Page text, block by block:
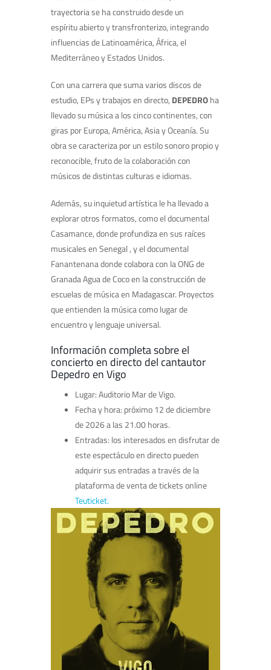
trayectoria se ha construido desde un
espíritu abierto y transfronterizo, integrando
influencias de Latinoamérica, África, el
Mediterráneo y Estados Unidos.
Con una carrera que suma varios discos de
estudio, EPs y trabajos en directo, DEPEDROha
llevado su música a los cinco continentes, con
giras por Europa, América, Asia y Oceanía. Su
obra se caracteriza por un estilo sonoro propio y
reconocible, fruto de la colaboración con
músicos de distintas culturas e idiomas.
Además, su inquietud artística le ha llevado a
explorar otros formatos, como el documental
Casamance, donde profundiza en sus raíces
musicales en Senegal , y el documental
Fanantenana donde colabora con la ONG de
Granada Agua de Coco en la construcción de
escuelas de música en Madagascar. Proyectos
que entienden la música como lugar de
encuentro y lenguaje universal.
Información completa sobre el
concierto en directo del cantautor
Depedro en Vigo
Lugar: Auditorio Mar de Vigo.
Fecha y hora: próximo 12 de diciembre
de 2026 a las 21.00 horas.
Entradas: los interesados en disfrutar de
este espectáculo en directo pueden
adquirir sus entradas a través de la
plataforma de venta de tickets online
Teuticket.